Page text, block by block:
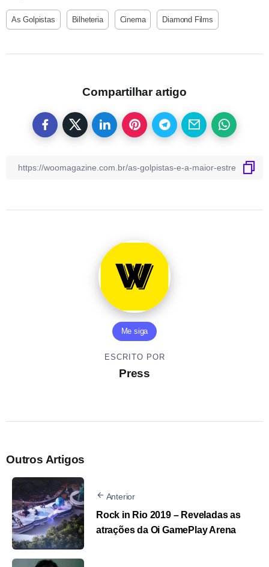
As Golpistas Bilheteria Cinema Diamond Films
Compartilhar artigo
Me siga
ESCRITO POR
Press
Outros Artigos
Anterior
Rock in Rio 2019 – Reveladas as
atrações da Oi GamePlay Arena